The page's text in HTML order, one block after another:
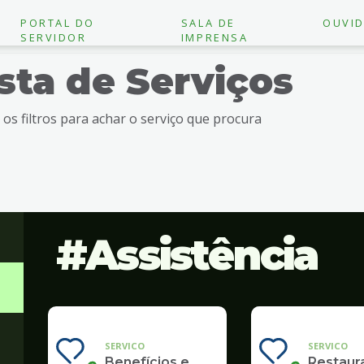
PORTAL DO
SERVIDOR
SALA DE
IMPRENSA
de Serviços
os filtros para achar o serviço que procura
Assistência
SERVICO SERVICO